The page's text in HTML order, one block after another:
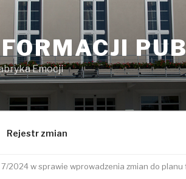
Emocji
Rejestr zmian
7/2024 w sprawie wprowadzenia zmian do